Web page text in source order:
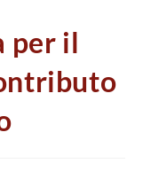
per il